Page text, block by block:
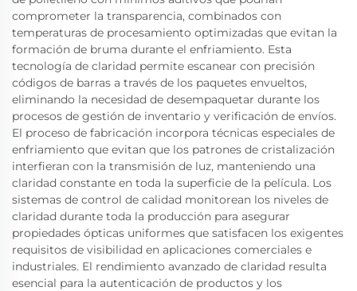
comprometer la transparencia, combinados con
temperaturas de procesamiento optimizadas que evitan la
formación de bruma durante el enfriamiento. Esta
tecnología de claridad permite escanear con precisión
códigos de barras a través de los paquetes envueltos,
eliminando la necesidad de desempaquetar durante los
procesos de gestión de inventario y verificación de envíos.
El proceso de fabricación incorpora técnicas especiales de
enfriamiento que evitan que los patrones de cristalización
interfieran con la transmisión de luz, manteniendo una
claridad constante en toda la superficie de la película. Los
sistemas de control de calidad monitorean los niveles de
claridad durante toda la producción para asegurar
propiedades ópticas uniformes que satisfacen los exigentes
requisitos de visibilidad en aplicaciones comerciales e
industriales. El rendimiento avanzado de claridad resulta
esencial para la autenticación de productos y los